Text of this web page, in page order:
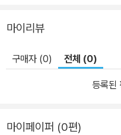
마이리뷰
구매자 (0) 전체 (0)
등록된
마이페이퍼 (0편)